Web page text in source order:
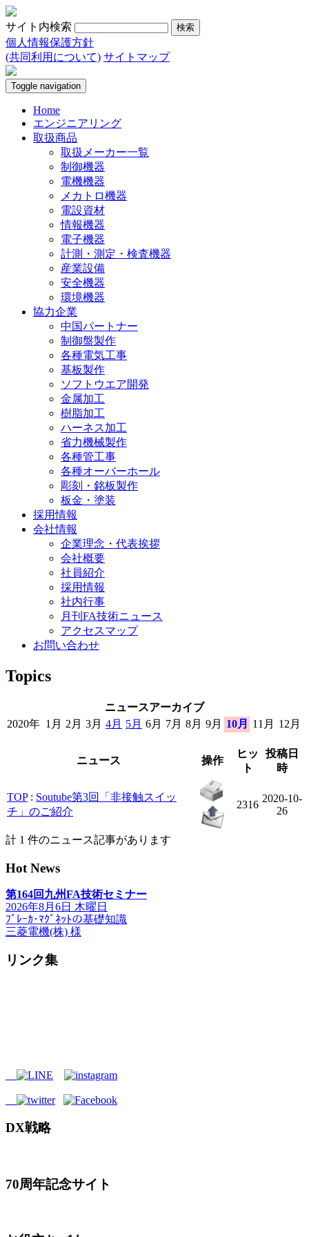
サイト内検索
個人情報保護方針
(共同利用について) サイトマップ
Toggle navigation
Home
エンジニアリング
取扱商品
取扱メーカー一覧
制御機器
電機機器
メカトロ機器
電設資材
情報機器
電子機器
計測・測定・検査機器
産業設備
安全機器
環境機器
協力企業
中国パートナー
制御盤製作
各種電気工事
基板製作
ソフトウエア開発
金属加工
樹脂加工
ハーネス加工
省力機械製作
各種管工事
各種オーバーホール
彫刻・銘板製作
板金・塗装
採用情報
会社情報
企業理念・代表挨拶
会社概要
社員紹介
採用情報
社内行事
月刊FA技術ニュース
アクセスマップ
お問い合わせ
Topics
ニュースアーカイブ
2020年 1月 2月 3月 4月 5月 6月 7月 8月 9月 10月 11月 12月
ニュース 操作
ヒッ
ト
投稿日
時
TOP: Soutube第3回「非接触スイッ
チ」のご紹介
2316
2020-10-
26
計 1 件のニュース記事があります
Hot News
第164回九州FA技術セミナー
2026年8月6日 木曜日
ﾌﾞﾚｰｶ･ﾏｸﾞﾈｯﾄの基礎知識
三菱電機(株) 様
リンク集
DX戦略
70周年記念サイト